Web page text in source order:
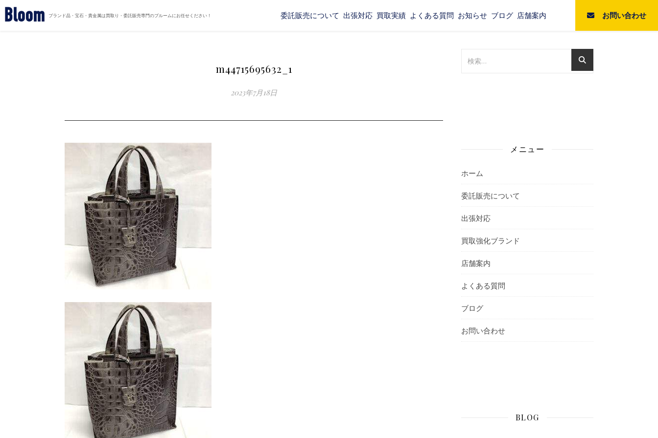
Bloom ブランド品・宝石・貴金属は買取り・委託販売専門のブルームにお任せください！ 委託販売について 出張対応 買取実績 よくある質問 お知らせ ブログ 店舗案内 お問い合わせ
m44715695632_1
2023年7月18日
メニュー
ホーム
委託販売について
出張対応
買取強化ブランド
店舗案内
よくある質問
ブログ
お問い合わせ
BLOG